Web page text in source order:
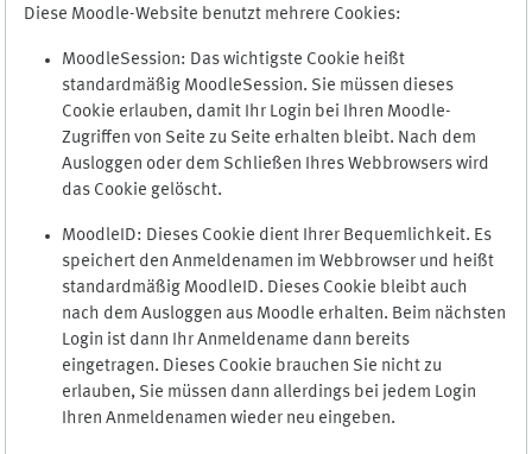
Diese Moodle-Website benutzt mehrere Cookies:
MoodleSession: Das wichtigste Cookie heißt
standardmäßig MoodleSession. Sie müssen dieses
Cookie erlauben, damit Ihr Login bei Ihren Moodle-
Zugriffen von Seite zu Seite erhalten bleibt. Nach dem
Ausloggen oder dem Schließen Ihres Webbrowsers wird
das Cookie gelöscht.
MoodleID: Dieses Cookie dient Ihrer Bequemlichkeit. Es
speichert den Anmeldenamen im Webbrowser und heißt
standardmäßig MoodleID. Dieses Cookie bleibt auch
nach dem Ausloggen aus Moodle erhalten. Beim nächsten
Login ist dann Ihr Anmeldename dann bereits
eingetragen. Dieses Cookie brauchen Sie nicht zu
erlauben, Sie müssen dann allerdings bei jedem Login
Ihren Anmeldenamen wieder neu eingeben.